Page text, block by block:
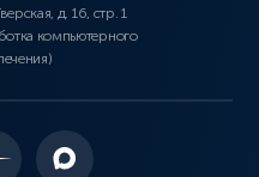
д. 16, стр. 1
компьютерного